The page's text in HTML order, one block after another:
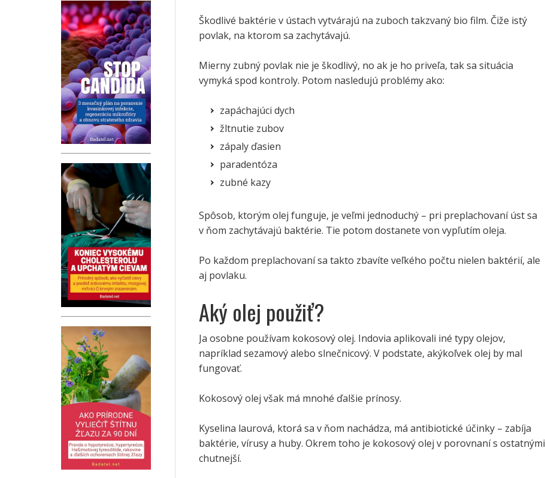
Škodlivé baktérie v ústach vytvárajú na zuboch takzvaný bio film. Čiže istý
povlak, na ktorom sa zachytávajú.
Mierny zubný povlak nie je škodlivý, no ak je ho priveľa, tak sa situácia
vymyká spod kontroly. Potom nasledujú problémy ako:
zapáchajúci dych
žltnutie zubov
zápaly ďasien
paradentóza
zubné kazy
Spôsob, ktorým olej funguje, je veľmi jednoduchý – pri preplachovaní úst sa
v ňom zachytávajú baktérie. Tie potom dostanete von vypľutím oleja.
Po každom preplachovaní sa takto zbavíte veľkého počtu nielen baktérií, ale
aj povlaku.
Aký olej použiť?
Ja osobne používam kokosový olej. Indovia aplikovali iné typy olejov,
napríklad sezamový alebo slnečnicový. V podstate, akýkoľvek olej by mal
fungovať.
Kokosový olej však má mnohé ďalšie prínosy.
Kyselina laurová, ktorá sa v ňom nachádza, má antibiotické účinky – zabíja
baktérie, vírusy a huby. Okrem toho je kokosový olej v porovnaní s ostatnými
chutnejší.